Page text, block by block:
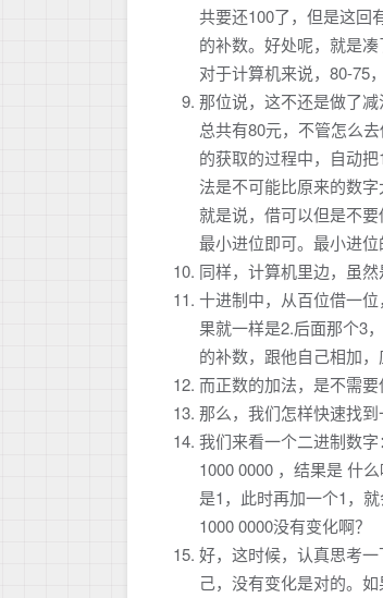
共要还100了，但是这回
的补数。好处呢，就是
对于计算机来说，80-75
那位说，这不还是做了
总共有80元，不管怎么
的获取的过程中，自动
法是不可能比原来的数
就是说，借可以但是不
最小进位即可。最小进位
同样，计算机里边，虽然
十进制中，从百位借一
果就一样是2.后面那个3
的补数，跟他自己相加
而正数的加法，是不需
那么，我们怎样快速找到
我们来看一个二进制数
1000 0000 ，结果是 什
是1，此时再加一个1，
1000 0000没有变化啊？
好，这时候，认真思考
己，没有变化是对的。